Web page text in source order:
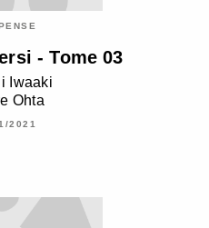
- Tome 03
Iwaaki
Ohta
2021